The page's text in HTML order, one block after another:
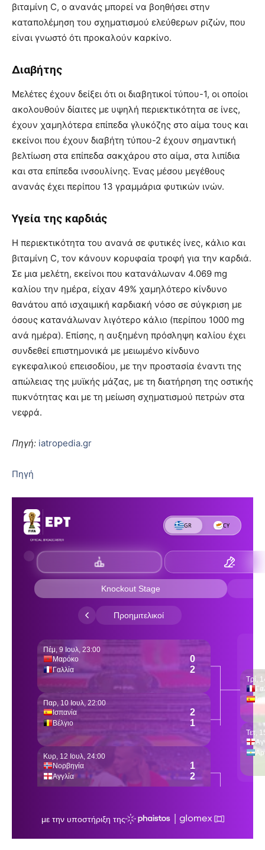
βιταμίνη C, ο ανανάς μπορεί να βοηθήσει στην
καταπολέμηση του σχηματισμού ελεύθερων ριζών, που
είναι γνωστό ότι προκαλούν καρκίνο.
Διαβήτης
Μελέτες έχουν δείξει ότι οι διαβητικοί τύπου-1, οι οποίοι
ακολουθούν δίαιτες με υψηλή περιεκτικότητα σε ίνες,
έχουν χαμηλότερα επίπεδα γλυκόζης στο αίμα τους και
εκείνοι που έχουν διαβήτη τύπου-2 έχουν σημαντική
βελτίωση στα επίπεδα σακχάρου στο αίμα, στα λιπίδια
και στα επίπεδα ινσουλίνης. Ένας μέσου μεγέθους
ανανάς έχει περίπου 13 γραμμάρια φυτικών ινών.
Υγεία της καρδιάς
Η περιεκτικότητα του ανανά σε φυτικές ίνες, κάλιο και
βιταμίνη C, τον κάνουν κορυφαία τροφή για την καρδιά.
Σε μια μελέτη, εκείνοι που κατανάλωναν 4.069 mg
καλίου την ημέρα, είχαν 49% χαμηλότερο κίνδυνο
θανάτου από ισχαιμική καρδιακή νόσο σε σύγκριση με
όσους κατανάλωναν λιγότερο κάλιο (περίπου 1000 mg
ανά ημέρα). Επίσης, η αυξημένη πρόσληψη καλίου έχει
συνδεθεί επιστημονικά με μειωμένο κίνδυνο
εγκεφαλικού επεισοδίου, με την προστασία έναντι της
απώλειας της μυϊκής μάζας, με τη διατήρηση της οστικής
πυκνότητας και με τη μείωση σχηματισμού πετρών στα
νεφρά.
Πηγή: iatropedia.gr
Πηγή